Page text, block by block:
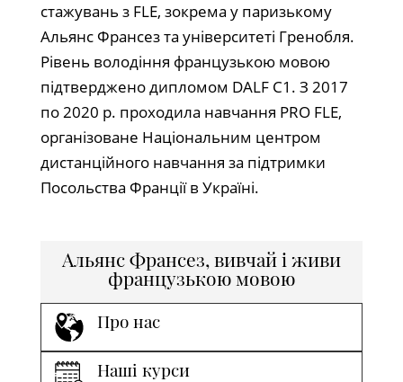
стажувань з FLE, зокрема у паризькому
Альянс Франсез та університеті Гренобля.
Рівень володіння французькою мовою
підтверджено дипломом DALF C1. З 2017
по 2020 р. проходила навчання PRO FLE,
організоване Національним центром
дистанційного навчання за підтримки
Посольства Франції в Україні.
Альянс Франсез, вивчай і живи
французькою мовою
Про нас
Наші курси